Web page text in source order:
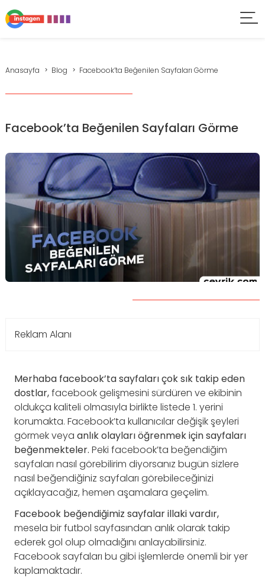
Anasayfa Blog Facebook’ta Beğenilen Sayfaları Görme
Facebook’ta Beğenilen Sayfaları Görme
Reklam Alanı
Merhaba facebook’ta sayfaları çok sık takip eden
dostlar,facebook gelişmesini sürdüren ve ekibinin
oldukça kaliteli olmasıyla birlikte listede 1. yerini
korumakta. Facebook’ta kullanıcılar değişik şeyleri
görmek veya anlık olayları öğrenmek için sayfaları
beğenmekteler. Peki facebook’ta beğendiğim
sayfaları nasıl görebilirim diyorsanız bugün sizlere
nasıl beğendiğiniz sayfaları görebileceğinizi
açıklayacağız, hemen aşamalara geçelim.
Facebook beğendiğimiz sayfalar illaki vardır,
mesela bir futbol sayfasından anlık olarak takip
ederek gol olup olmadığını anlayabilirsiniz.
Facebook sayfaları bu gibi işlemlerde önemli bir yer
kaplamaktadır.